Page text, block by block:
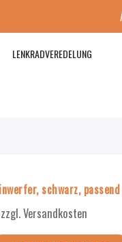
LENKRADVEREDELUNG
schwarz,
Versandkosten